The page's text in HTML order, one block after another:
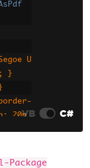
}
20p
alig
VB C#
Package